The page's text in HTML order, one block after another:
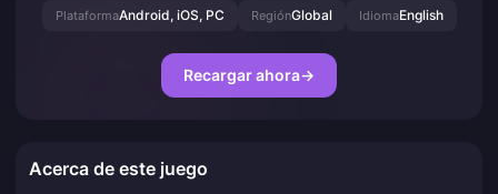
PlataformaAndroid, iOS, PC RegiónGlobal IdiomaEnglish
Recargar ahora→
Acerca de este juego